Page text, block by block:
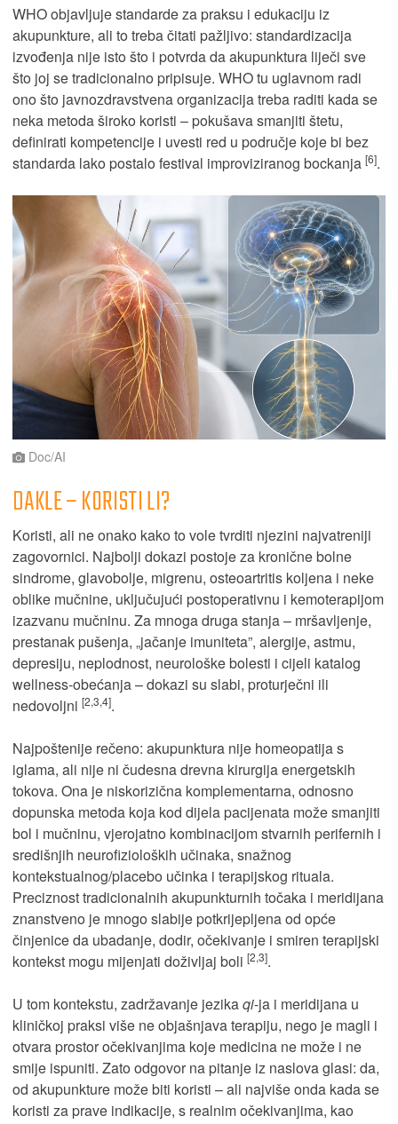
WHO objavljuje standarde za praksu i edukaciju iz
akupunkture, ali to treba čitati pažljivo: standardizacija
izvođenja nije isto što i potvrda da akupunktura liječi sve
što joj se tradicionalno pripisuje. WHO tu uglavnom radi
ono što javnozdravstvena organizacija treba raditi kada se
neka metoda široko koristi – pokušava smanjiti štetu,
definirati kompetencije i uvesti red u područje koje bi bez
standarda lako postalo festival improviziranog bockanja [6].
Doc/AI
DAKLE – KORISTI LI?
Koristi, ali ne onako kako to vole tvrditi njezini najvatreniji
zagovornici. Najbolji dokazi postoje za kronične bolne
sindrome, glavobolje, migrenu, osteoartritis koljena i neke
oblike mučnine, uključujući postoperativnu i kemoterapijom
izazvanu mučninu. Za mnoga druga stanja – mršavljenje,
prestanak pušenja, „jačanje imuniteta”, alergije, astmu,
depresiju, neplodnost, neurološke bolesti i cijeli katalog
wellness-obećanja – dokazi su slabi, proturječni ili
nedovoljni [2,3,4].
Najpoštenije rečeno: akupunktura nije homeopatija s
iglama, ali nije ni čudesna drevna kirurgija energetskih
tokova. Ona je niskorizična komplementarna, odnosno
dopunska metoda koja kod dijela pacijenata može smanjiti
bol i mučninu, vjerojatno kombinacijom stvarnih perifernih i
središnjih neurofizioloških učinaka, snažnog
kontekstualnog/placebo učinka i terapijskog rituala.
Preciznost tradicionalnih akupunkturnih točaka i meridijana
znanstveno je mnogo slabije potkrijepljena od opće
činjenice da ubadanje, dodir, očekivanje i smiren terapijski
kontekst mogu mijenjati doživljaj boli [2,3].
U tom kontekstu, zadržavanje jezikaqi-ja i meridijana u
kliničkoj praksi više ne objašnjava terapiju, nego je magli i
otvara prostor očekivanjima koje medicina ne može i ne
smije ispuniti. Zato odgovor na pitanje iz naslova glasi: da,
od akupunkture može biti koristi – ali najviše onda kada se
koristi za prave indikacije, s realnim očekivanjima, kao